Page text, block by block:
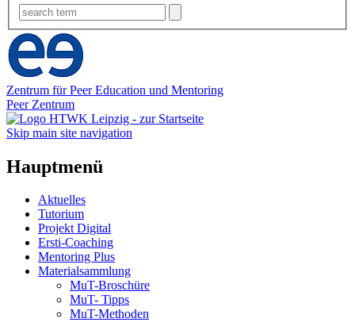
Zentrum für Peer Education und Mentoring
Peer Zentrum
Skip main site navigation
Hauptmenü
Aktuelles
Tutorium
Projekt Digital
Ersti-Coaching
Mentoring Plus
Materialsammlung
MuT-Broschüre
MuT- Tipps
MuT-Methoden